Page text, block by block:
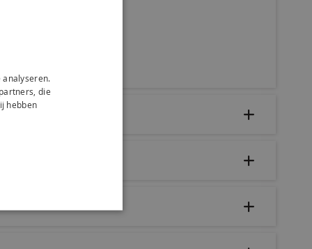
die
hebben